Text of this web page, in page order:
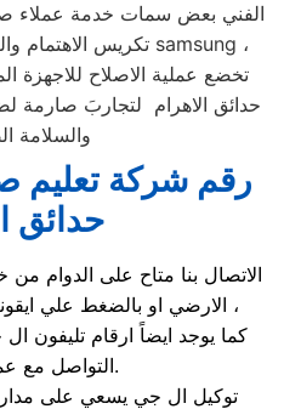
الفني بعض سمات خدمة عملاء
تكريس الاهتمام والعناية الفائقة بعملاء منتجات samsung ،
تخضع عملية الاصلاح للاجهزة
حدائق الاهرام لتجاربَ صارمة
والسلامة
رقم شركة تعليم
حدائق الاهرام
الاتصال بنا متاح على الدوام
الارضي او بالضغط علي ايقونة الهاتف ثم الاتصال ،
كما يوجد ايضاً ارقام تليفون
التواصل مع عملائنا.
توكيل ال جي يسعي على مدار